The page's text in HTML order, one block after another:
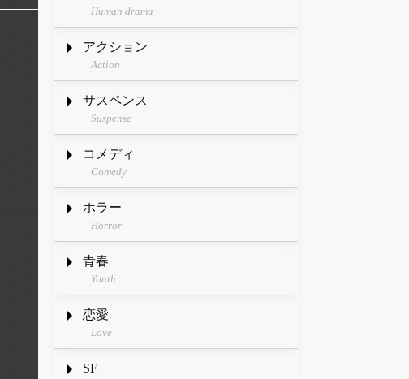
Human drama
アクション
Action
サスペンス
Suspense
コメディ
Comedy
ホラー
Horror
青春
Youth
恋愛
Love
SF